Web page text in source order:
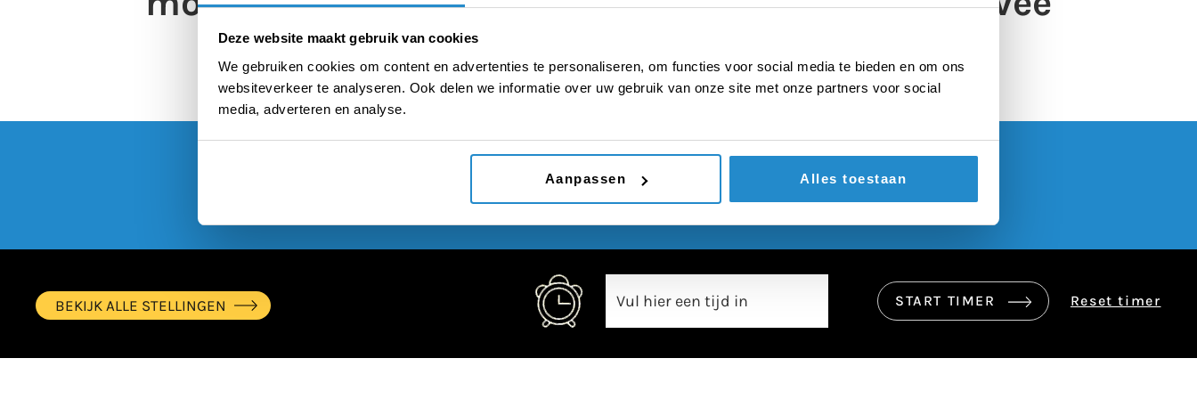
Deze website maakt gebruik van cookies
We gebruiken cookies om content en advertenties te personaliseren, om functies voor social media te bieden en om ons
websiteverkeer te analyseren. Ook delen we informatie over uw gebruik van onze site met onze partners voor social
media, adverteren en analyse.
Aanpassen Alles toestaan
00:00
BEKIJK ALLE STELLINGEN START TIMER Reset timer